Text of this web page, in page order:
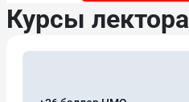
Курсы лектора